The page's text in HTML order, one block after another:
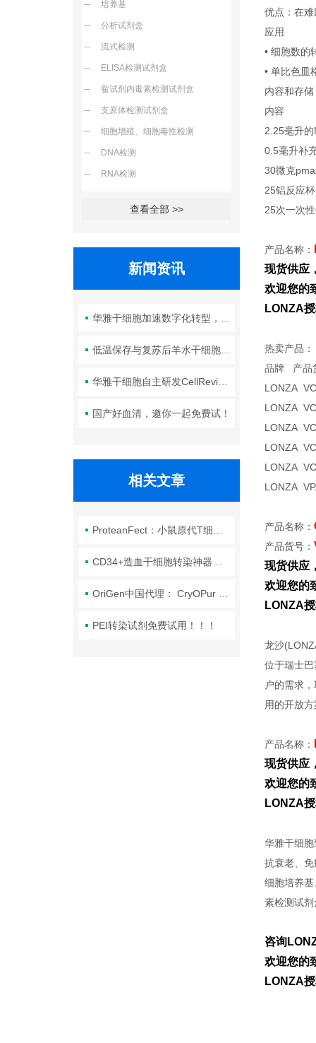
培养基
分析试剂盒
流式检测
ELISA检测试剂盒
鲎试剂内毒素检测试剂盒
支原体检测试剂盒
细胞增殖、细胞毒性检测
DNA检测
RNA检测
查看全部 >>
新闻资讯
国产好血清，邀你一起免费试！
相关文章
PEI转染试剂免费试用！！！
优点：在
应用
• 细胞数的
• 单比色皿
内容和存储
内容
2.25毫升
0.5毫升补
30微克
25铝反应
25次一次
产品名称：
现货供应
欢迎您
LONZA
热卖产品：
品牌
LONZA
LONZA
LONZA
LONZA
LONZA
LONZA
产品名称：
产品货号：
现货供应
欢迎您
LONZA
龙沙
位于瑞士
户的需求
用的
产品名称：
现货供应
欢迎您
LONZA
华雅干细
抗衰老、
细胞培养
素检测试
咨询
欢迎您
LONZA